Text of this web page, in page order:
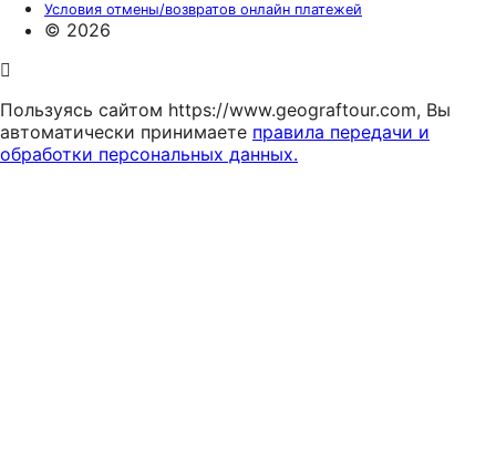
Условия отмены/возвратов онлайн платежей
© 2026
Пользуясь сайтом https://www.geograftour.com, Вы
автоматически принимаете правила передачи и
обработки персональных данных.